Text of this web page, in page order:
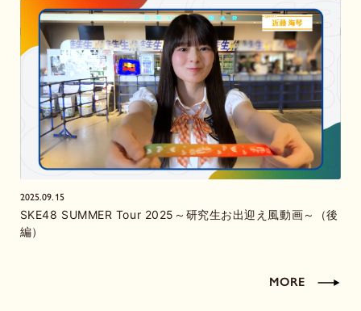
2025.09.15
SKE48 SUMMER Tour 2025～研究生お出迎え風動画～（後
編）
MORE